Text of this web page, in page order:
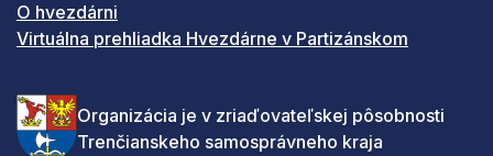
O hvezdárni
Virtuálna prehliadka Hvezdárne v Partizánskom
Organizácia je v zriaďovateľskej pôsobnosti
Trenčianskeho samosprávneho kraja